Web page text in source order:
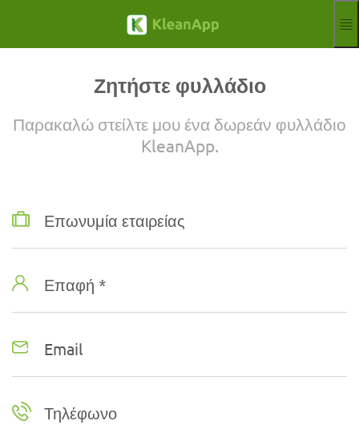
Hilfe
Διαδικτυακά σεμινάρια
Παρτενέρ
Θέσεις εργασίας
Ζητήστε φυλλάδιο
Παρακαλώ στείλτε μου ένα δωρεάν φυλλάδιο
KleanApp.
Επωνυμία εταιρείας
Επαφή *
Email
Τηλέφωνο